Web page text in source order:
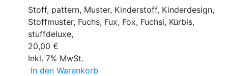
Stoff, pattern, Muster, Kinderstoff, Kinderdesign,
Stoffmuster, Fuchs, Fux, Fox, Fuchsi, Kürbis,
stuffdeluxe,
20,00 €
Inkl. 7% MwSt.
In den Warenkorb